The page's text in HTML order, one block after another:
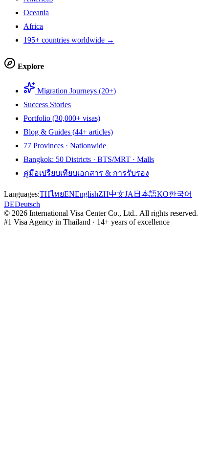
Oceania
Africa
195+ countries worldwide →
Explore
Migration Journeys (20+)
Success Stories
Portfolio (30,000+ visas)
Blog & Guides (44+ articles)
77 Provinces · Nationwide
Bangkok: 50 Districts · BTS/MRT · Malls
คู่มือเปรียบเทียบเอกสาร & การรับรอง
Languages:THไทยENEnglishZH中文JA 日本語KO한국어
DEDeutsch
© 2026 International Visa Center Co., Ltd.. All rights reserved.
#1 Visa Agency in Thailand · 14+ years of excellence